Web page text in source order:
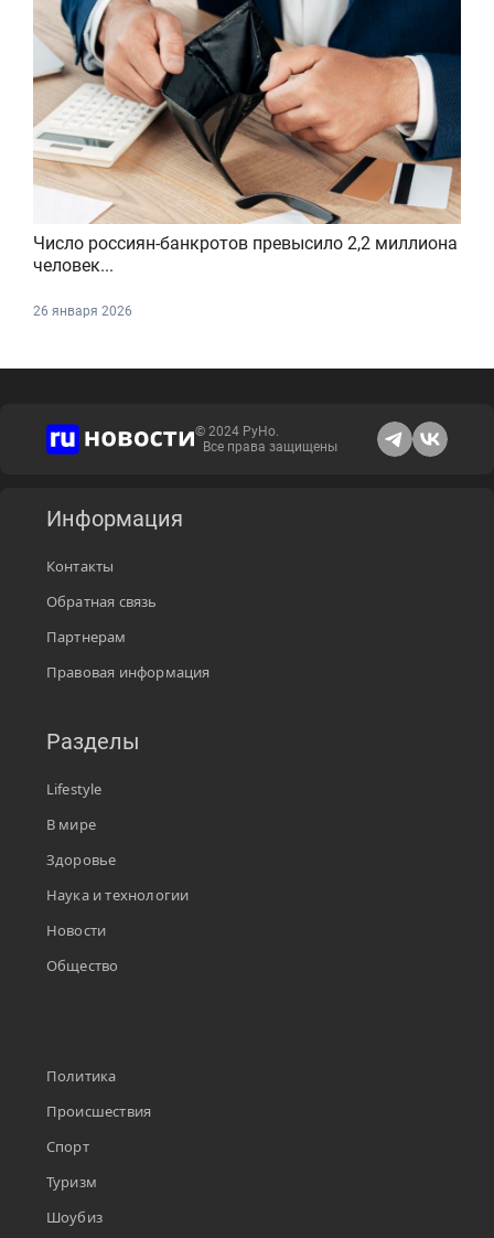
Число россиян-банкротов превысило 2,2 миллиона
человек...
26 января 2026
© 2024 РуНо.
Все права защищены
Информация
Контакты
Обратная связь
Партнерам
Правовая информация
Разделы
Lifestyle
В мире
Здоровье
Наука и технологии
Новости
Общество
Политика
Происшествия
Спорт
Туризм
Шоубиз